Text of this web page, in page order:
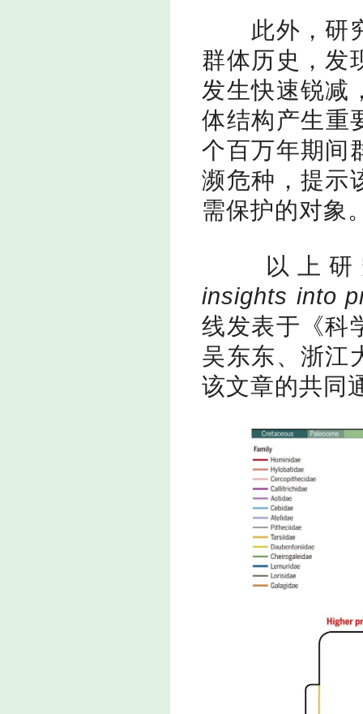
此外，研
群体历史，发
发生快速锐减
体结构产生重
个百万年期间
濒危种，提示
需保护的对象
以上
insights into
线发表于《科
吴东东、 浙江
该文章的共同